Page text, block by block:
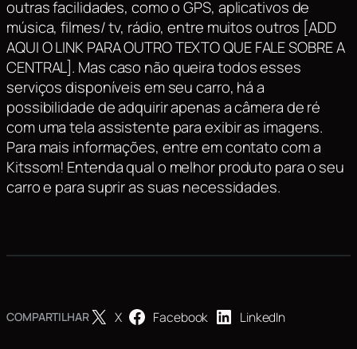
outras facilidades, como o GPS, aplicativos de
música, filmes/ tv, rádio, entre muitos outros [ADD
AQUI O LINK PARA OUTRO TEXTO QUE FALE SOBRE A
CENTRAL]. Mas caso não queira todos esses
serviços disponíveis em seu carro, há a
possibilidade de adquirir apenas a câmera de ré
com uma tela assistente para exibir as imagens.
Para mais informações, entre em contato com a
Kitssom! Entenda qual o melhor produto para o seu
carro e para suprir as suas necessidades.
COMPARTILHAR X Facebook LinkedIn